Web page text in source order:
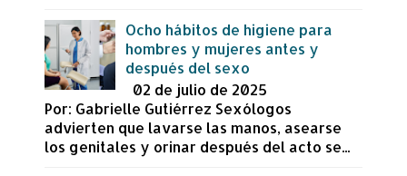
Ocho hábitos de higiene para
hombres y mujeres antes y
después del sexo
02 de julio de 2025
Por: Gabrielle Gutiérrez Sexólogos
advierten que lavarse las manos, asearse
los genitales y orinar después del acto se...